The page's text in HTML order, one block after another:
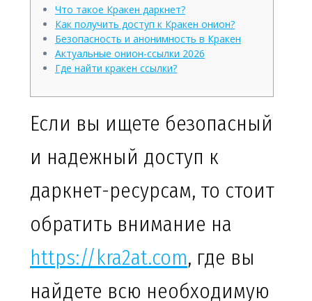
Что такое Кракен даркнет?
Как получить доступ к Кракен онион?
Безопасность и анонимность в Кракен
Актуальные онион-ссылки 2026
Где найти кракен ссылки?
Если вы ищете безопасный
и надежный доступ к
даркнет-ресурсам, то стоит
обратить внимание на
https://kra2at.com, где вы
найдете всю необходимую